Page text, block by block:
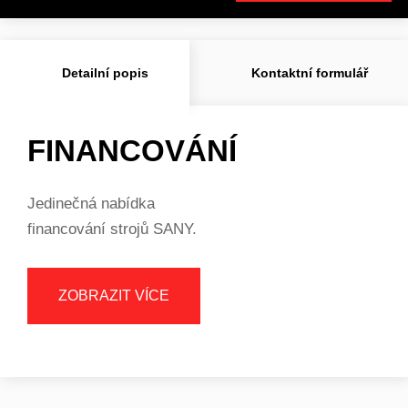
Detailní popis Kontaktní formulář
FINANCOVÁNÍ
Jedinečná nabídka
financování strojů SANY.
ZOBRAZIT VÍCE